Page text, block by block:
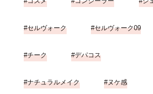
セルヴォーク セルヴォーク09
チーク デパコス
ナチュラルメイク ヌケ感